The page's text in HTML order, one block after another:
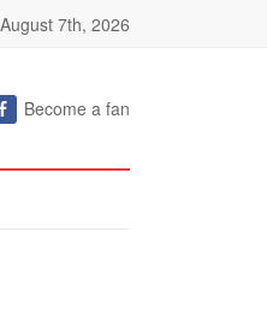
August 7th, 2026
Become a fan